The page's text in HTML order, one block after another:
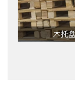
出口包